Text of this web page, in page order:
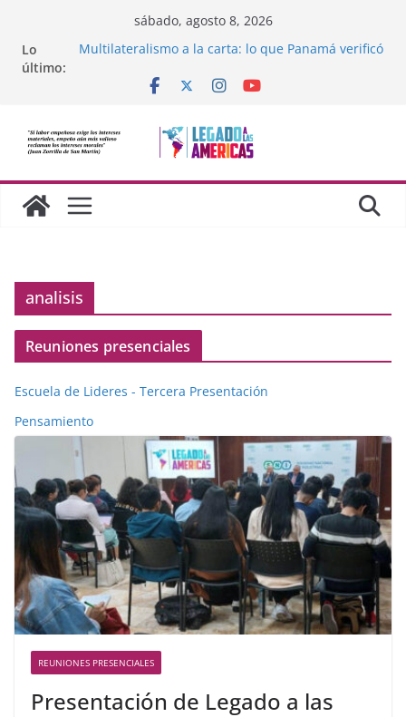
contenido
sábado, agosto 8, 2026
Lo
último:
Multilateralismo a la carta: lo que Panamá verificó
Compromiso de Legado a las Américas con la
Los avances de México frente al crimen
organizado y la cooperación soberana con
Estados Unidos
Adam Smith y la moral cristiana
¿Dos economías o dos dimensiones humanas?
analisis
Reuniones presenciales
Escuela de Lideres - Tercera Presentación
Pensamiento
REUNIONES PRESENCIALES
Presentación de Legado a las